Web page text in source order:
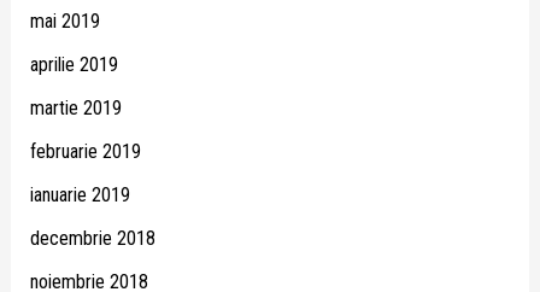
mai 2019
aprilie 2019
martie 2019
februarie 2019
ianuarie 2019
decembrie 2018
noiembrie 2018